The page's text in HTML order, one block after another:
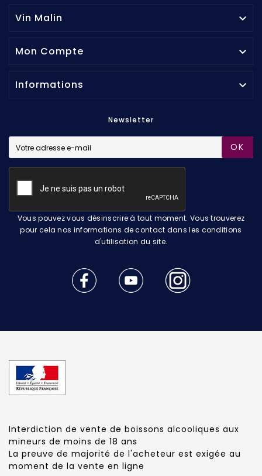
Vin Malin 
Mon Compte 
Informations 
Newsletter
OK
Vous pouvez vous désinscrire à tout moment. Vous trouverez
pour cela nos informations de contact dans les conditions
d'utilisation du site.
Interdiction de vente de boissons alcooliques aux
mineurs de moins de 18 ans
La preuve de majorité de l'acheteur est exigée au
moment de la vente en ligne